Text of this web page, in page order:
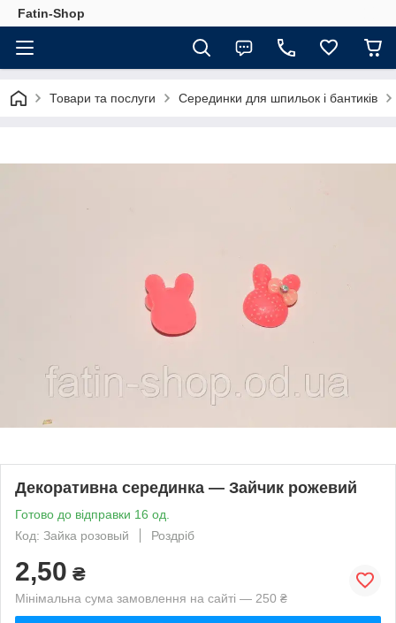
Fatin-Shop
Товари та послуги Серединки для шпильок і бантиків
Декоративна серединка — Зайчик рожевий
Готово до відправки 16 од.
Код: Зайка розовый
Роздріб
2,50 ₴
Мінімальна сума замовлення на сайті — 250 ₴